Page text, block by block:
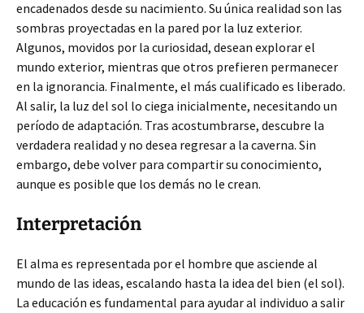
encadenados desde su nacimiento. Su única realidad son las
sombras proyectadas en la pared por la luz exterior.
Algunos, movidos por la curiosidad, desean explorar el
mundo exterior, mientras que otros prefieren permanecer
en la ignorancia. Finalmente, el más cualificado es liberado.
Al salir, la luz del sol lo ciega inicialmente, necesitando un
período de adaptación. Tras acostumbrarse, descubre la
verdadera realidad y no desea regresar a la caverna. Sin
embargo, debe volver para compartir su conocimiento,
aunque es posible que los demás no le crean.
Interpretación
El alma es representada por el hombre que asciende al
mundo de las ideas, escalando hasta la idea del bien (el sol).
La educación es fundamental para ayudar al individuo a salir